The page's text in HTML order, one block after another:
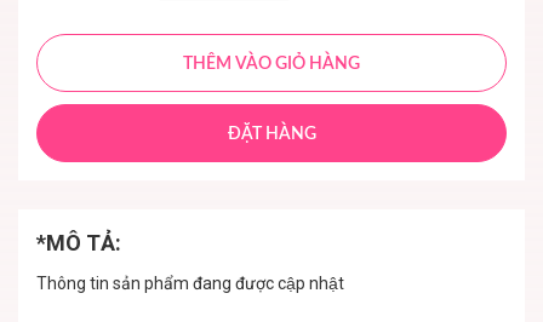
THÊM VÀO GIỎ HÀNG
ĐẶT HÀNG
*MÔ TẢ:
Thông tin sản phẩm đang được cập nhật